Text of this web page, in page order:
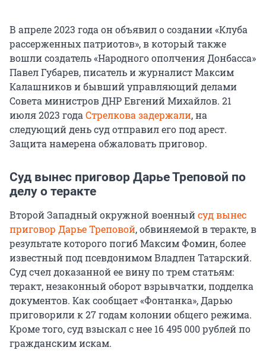
В апреле 2023 года он объявил о создании «Клуба
рассерженных патриотов», в который также
вошли создатель «Народного ополчения Донбасса»
Павел Губарев, писатель и журналист Максим
Калашников и бывший управляющий делами
Совета министров ДНР Евгений Михайлов. 21
июля 2023 годаСтрелкова задержали, на
следующий день суд отправил его под арест.
Защита намерена обжаловать приговор.
Суд вынес приговор Дарье Треповой по
делу о теракте
Второй Западный окружной военныйсуд вынес
приговор Дарье Треповой, обвиняемой в теракте, в
результате которого погиб Максим Фомин, более
известный под псевдонимом Владлен Татарский.
Суд счел доказанной ее вину по трем статьям:
теракт, незаконный оборот взрывчатки, подделка
документов. Как сообщает «Фонтанка», Дарью
приговорили к 27 годам колонии общего режима.
Кроме того, суд взыскал с нее 16 495 000 рублей по
гражданским искам.